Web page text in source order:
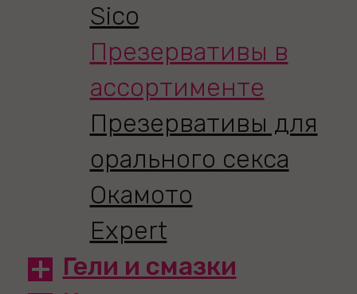
Sico
Презервативы в
ассортименте
Презервативы для
орального секса
Окамото
Expert
Гели и смазки